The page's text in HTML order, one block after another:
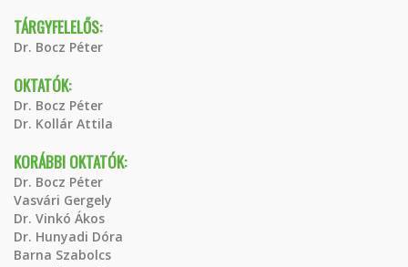
TÁRGYFELELŐS:
Dr. Bocz Péter
OKTATÓK:
Dr. Bocz Péter
Dr. Kollár Attila
KORÁBBI OKTATÓK:
Dr. Bocz Péter
Vasvári Gergely
Dr. Vinkó Ákos
Dr. Hunyadi Dóra
Barna Szabolcs